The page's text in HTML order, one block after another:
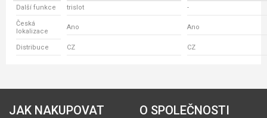
Další funkce
trislot -
Česká
lokalizace
Ano Ano
Distribuce CZ CZ
JAK NAKUPOVAT O SPOLEČNOSTI